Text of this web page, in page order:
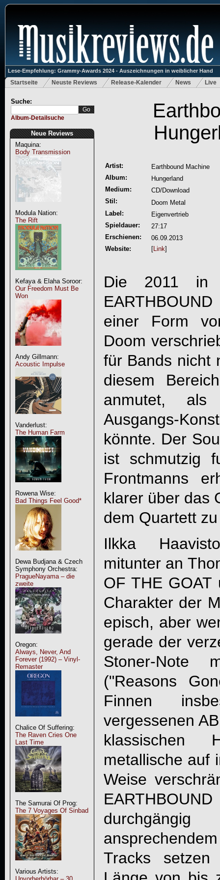
Lese-Empfehlung: Grammy-Awards 2024 - Auszeichnungen in weiblicher Hand
Startseite Neuste Reviews Release-Kalender News Live
Suche:
Album-Detailsuche
Neue Reviews
Maquina:
Body Transmission
Modula Nation:
The Rift
Kefaya & Elaha Soroor:
Our Freedom Must Be
Won
Andy Gillmann:
Acoustic Impulse
Vanderlust:
The Human Farm
Rowena Wise:
Bad Things Feel Good*
Dewa Budjana & Czech
Symphony Orchestra:
PragueNayama – die
zweite
Oregon:
Always, Never, And
Forever (1992) – Vinyl-
Remaster
Chalice Of Suffering:
The Raven Cries One
Last Time
The Samurai Of Prog:
The 7 Voyages Of Sinbad
Various Artists:
Artist:
Earthbound Machine
Album:
Hungerland
Medium:
CD/Download
Stil:
Doom Metal
Label:
Eigenvertrieb
Spieldauer:
27:17
Erschienen:
06.09.2013
Website:
[Link]
Die 2011 in
einer Form
Doom
für Bands nicht
diesem
anmutet,
Ausgangs-
könnte. Der
ist schmutzig
Frontmanns
klarer über das
dem Quartett
Ilkka
mitunter an
OF THE GOAT
Charakter der
episch, aber
gerade der
Stoner-
("Reasons
Finnen
vergessenen
klassischen
metallische auf
Weise
Tracks